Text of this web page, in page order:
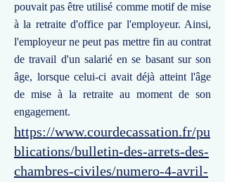
pouvait pas être utilisé comme motif de mise
à la retraite d'office par l'employeur. Ainsi,
l'employeur ne peut pas mettre fin au contrat
de travail d'un salarié en se basant sur son
âge, lorsque celui-ci avait déjà atteint l'âge
de mise à la retraite au moment de son
engagement.
https://www.courdecassation.fr/pu
blications/bulletin-des-arrets-des-
chambres-civiles/numero-4-avril-